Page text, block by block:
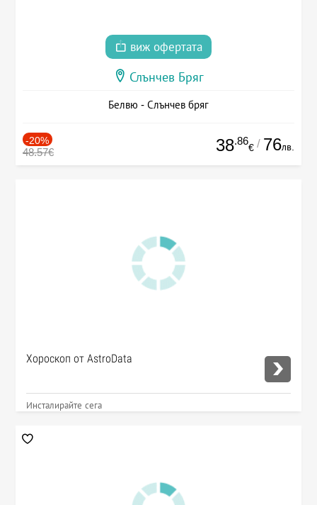
виж офертата
Слънчев Бряг
Белвю - Слънчев бряг
-20%
48.57€ 38.86
€ / 76лв.
Хороскоп от AstroData
Инсталирайте сега